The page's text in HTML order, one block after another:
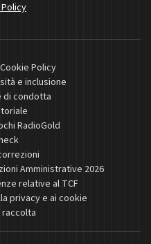
Cookie Policy
e inclusione
di condotta
RadioGold
Amministrative 2026
relative al TCF
privacy e ai cookie
raccolta